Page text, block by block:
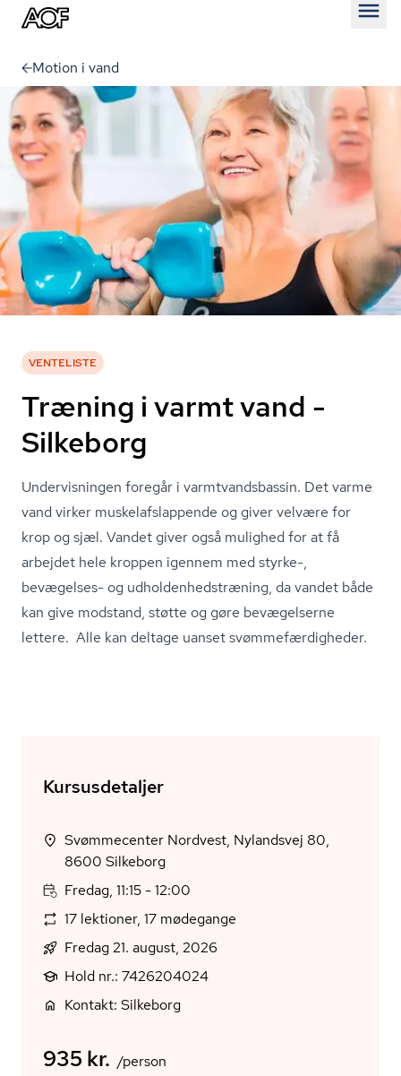
Motion i vand
VENTELISTE
Træning i varmt vand -
Silkeborg
Undervisningen foregår i varmtvands­bas­sin. Det varme
vand virker mu­skel­af­slap­pen­de og giver velvære for
krop og sjæl. Vandet giver også mulighed for at få
arbejdet hele kroppen igennem med styrke-,
bevægelses- og ud­hol­den­heds­træ­ning, da vandet både
kan give modstand, støtte og gøre bevægelserne
lettere. Alle kan deltage uanset svøm­me­fær­dig­he­der.
Kursusdetaljer
Svømmecenter Nordvest, Nylandsvej 80,
8600 Silkeborg
Fredag, 11:15 - 12:00
17 lektioner, 17 mødegange
Fredag 21. august, 2026
Hold nr.: 7426204024
Kontakt: Silkeborg
935 kr. /person